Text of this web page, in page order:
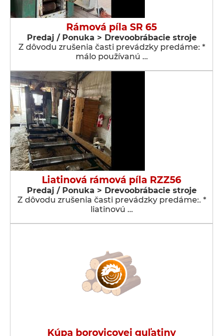
Rámová píla SR 65
Predaj / Ponuka > Drevoobrábacie stroje
Z dôvodu zrušenia časti prevádzky predáme: *
málo používanú …
Liatinová rámová píla RZZ56
Predaj / Ponuka > Drevoobrábacie stroje
Z dôvodu zrušenia časti prevádzky predáme:. *
liatinovú …
Kúpa borovicovej guľatiny